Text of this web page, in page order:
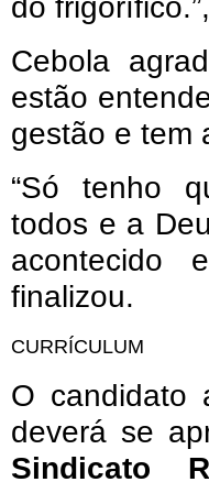
do
Cebola
estão
gestão e tem
“Só tenho
todos e a
acontecido
finalizou.
CURRÍCULUM
O candidato
deverá se
Sindicato